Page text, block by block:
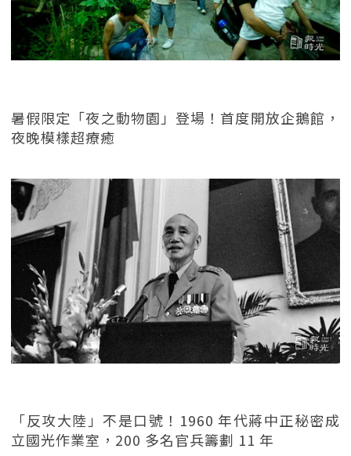
暑假限定「夜之動物園」登場！首度開放企鵝館，
夜晚模樣超療癒
「反攻大陸」不是口號！1960 年代蔣中正秘密成
立國光作業室，200 多名官兵籌劃 11 年